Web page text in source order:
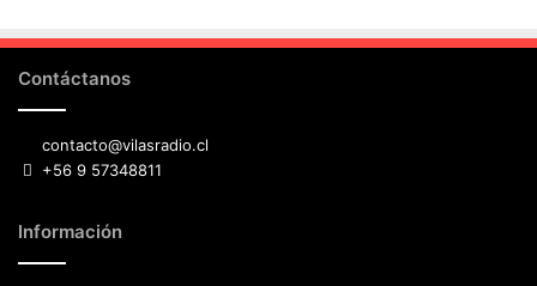
Contáctanos
contacto@vilasradio.cl
+56 9 57348811
Información